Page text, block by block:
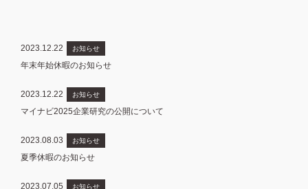
2023.12.22 お知らせ
年末年始休暇のお知らせ
2023.12.22 お知らせ
マイナビ2025企業研究の公開について
2023.08.03 お知らせ
夏季休暇のお知らせ
2023.07.05 お知らせ